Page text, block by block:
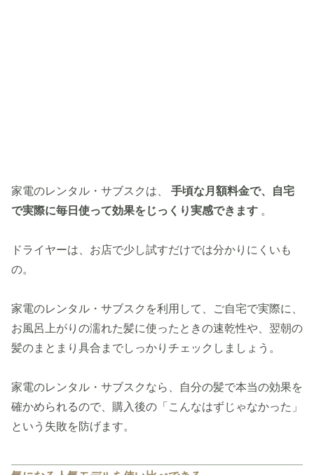
家電のレンタル・サブスクは、 手頃な月額料金で、自宅
で実際に毎日使って効果をじっくり実感できます 。
ドライヤーは、お店で少し試すだけでは分かりにくいも
の。
家電のレンタル・サブスクを利用して、ご自宅で実際に、
お風呂上がりの濡れた髪に使ったときの速乾性や、翌朝の
髪のまとまり具合までしっかりチェックしましょう。
家電のレンタル・サブスクなら、自分の髪で本当の効果を
確かめられるので、購入後の「こんなはずじゃなかった」
という失敗を防げます。